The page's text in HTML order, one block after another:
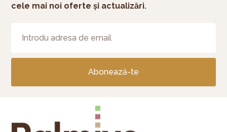
cele mai noi oferte și actualizări.
Abonează-te